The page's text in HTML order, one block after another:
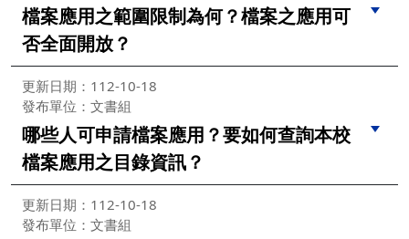
檔案應用之範圍限制為何？檔案之應用可
否全面開放？
更新日期：112-10-18
發布單位：文書組
哪些人可申請檔案應用？要如何查詢本校
檔案應用之目錄資訊？
更新日期：112-10-18
發布單位：文書組